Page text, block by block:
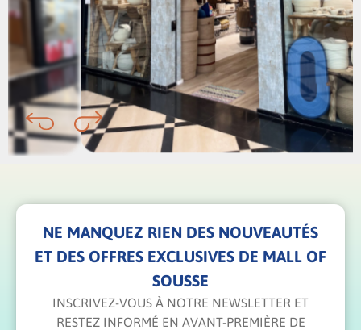
NE MANQUEZ RIEN DES NOUVEAUTÉS
ET DES OFFRES EXCLUSIVES DE MALL OF
SOUSSE
INSCRIVEZ-VOUS À NOTRE NEWSLETTER ET
RESTEZ INFORMÉ EN AVANT-PREMIÈRE DE